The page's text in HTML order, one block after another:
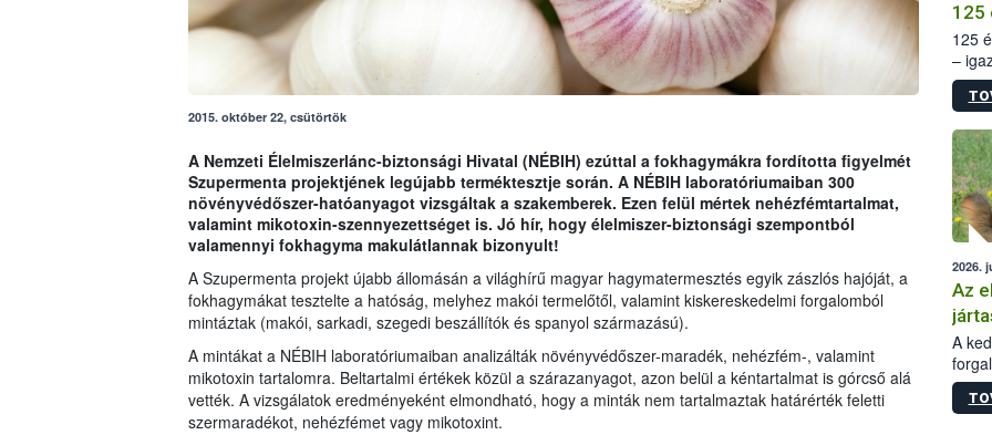
2015. október 22, csütörtök
A Nemzeti Élelmiszerlánc-biztonsági Hivatal (NÉBIH) ezúttal a fokhagymákra fordította figyelmét
Szupermenta projektjének legújabb terméktesztje során. A NÉBIH laboratóriumaiban 300
növényvédőszer-hatóanyagot vizsgáltak a szakemberek. Ezen felül mértek nehézfémtartalmat,
valamint mikotoxin-szennyezettséget is. Jó hír, hogy élelmiszer-biztonsági szempontból
valamennyi fokhagyma makulátlannak bizonyult!
A Szupermenta projekt újabb állomásán a világhírű magyar hagymatermesztés egyik zászlós hajóját, a
fokhagymákat tesztelte a hatóság, melyhez makói termelőtől, valamint kiskereskedelmi forgalomból
mintáztak (makói, sarkadi, szegedi beszállítók és spanyol származású).
A mintákat a NÉBIH laboratóriumaiban analizálták növényvédőszer-maradék, nehézfém-, valamint
mikotoxin tartalomra. Beltartalmi értékek közül a szárazanyagot, azon belül a kéntartalmat is górcső alá
vették. A vizsgálatok eredményeként elmondható, hogy a minták nem tartalmaztak határérték feletti
szermaradékot, nehézfémet vagy mikotoxint.
125
125
–
15.
2026.
Az
A